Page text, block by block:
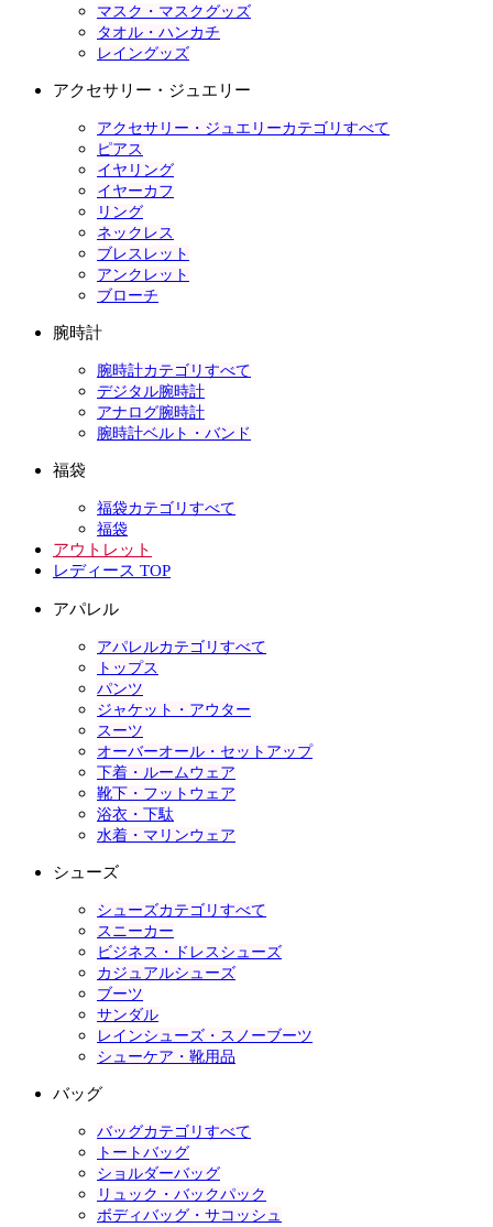
マスク・マスクグッズ
タオル・ハンカチ
レイングッズ
アクセサリー・ジュエリー
アクセサリー・ジュエリーカテゴリすべて
ピアス
イヤリング
イヤーカフ
リング
ネックレス
ブレスレット
アンクレット
ブローチ
腕時計
腕時計カテゴリすべて
デジタル腕時計
アナログ腕時計
腕時計ベルト・バンド
福袋
福袋カテゴリすべて
福袋
アウトレット
レディース TOP
アパレル
アパレルカテゴリすべて
トップス
パンツ
ジャケット・アウター
スーツ
オーバーオール・セットアップ
下着・ルームウェア
靴下・フットウェア
浴衣・下駄
水着・マリンウェア
シューズ
シューズカテゴリすべて
スニーカー
ビジネス・ドレスシューズ
カジュアルシューズ
ブーツ
サンダル
レインシューズ・スノーブーツ
シューケア・靴用品
バッグ
バッグカテゴリすべて
トートバッグ
ショルダーバッグ
リュック・バックパック
ボディバッグ・サコッシュ